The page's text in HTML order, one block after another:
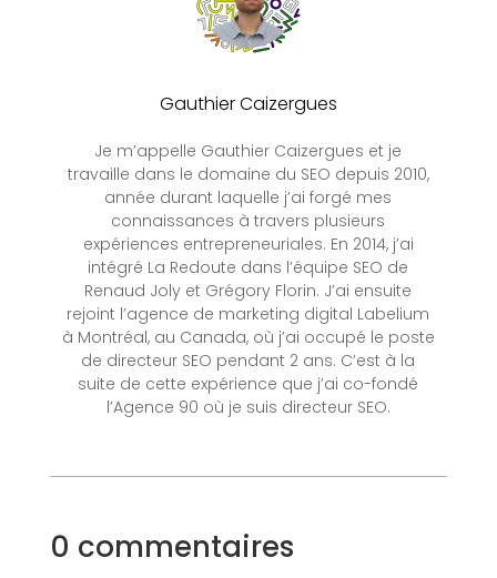
Gauthier Caizergues
Je m’appelle Gauthier Caizergues et je
travaille dans le domaine du SEO depuis 2010,
année durant laquelle j’ai forgé mes
connaissances à travers plusieurs
expériences entrepreneuriales. En 2014, j’ai
intégré La Redoute dans l’équipe SEO de
Renaud Joly et Grégory Florin. J’ai ensuite
rejoint l’agence de marketing digital Labelium
à Montréal, au Canada, où j’ai occupé le poste
de directeur SEO pendant 2 ans. C’est à la
suite de cette expérience que j’ai co-fondé
l’Agence 90 où je suis directeur SEO.
0 commentaires